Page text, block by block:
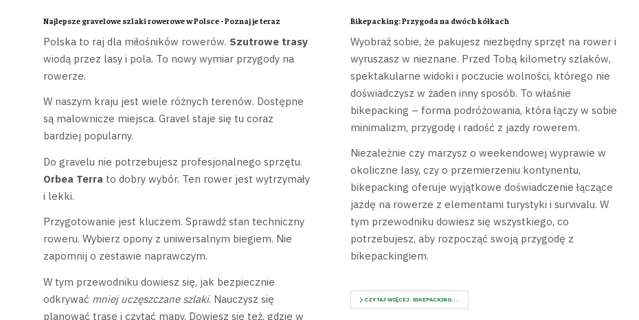
Najlepsze gravelowe szlaki rowerowe w Polsce - Poznaj je teraz
Polska to raj dla miłośników rowerów. Szutrowe trasy
wiodą przez lasy i pola. To nowy wymiar przygody na
rowerze.
W naszym kraju jest wiele różnych terenów. Dostępne
są malownicze miejsca. Gravel staje się tu coraz
bardziej popularny.
Do gravelu nie potrzebujesz profesjonalnego sprzętu.
Orbea Terra to dobry wybór. Ten rower jest wytrzymały
i lekki.
Przygotowanie jest kluczem. Sprawdź stan techniczny
roweru. Wybierz opony z uniwersalnym biegiem. Nie
zapomnij o zestawie naprawczym.
W tym przewodniku dowiesz się, jak bezpiecznie
odkrywać mniej uczęszczane szlaki. Nauczysz się
planować trasę i czytać mapy. Dowiesz się też, gdzie w
Bikepacking: Przygoda na dwóch kółkach
Wyobraź sobie, że pakujesz niezbędny sprzęt na rower i
wyruszasz w nieznane. Przed Tobą kilometry szlaków,
spektakularne widoki i poczucie wolności, którego nie
doświadczysz w żaden inny sposób. To właśnie
bikepacking – forma podróżowania, która łączy w sobie
minimalizm, przygodę i radość z jazdy rowerem.
Niezależnie czy marzysz o weekendowej wyprawie w
okoliczne lasy, czy o przemierzeniu kontynentu,
bikepacking oferuje wyjątkowe doświadczenie łączące
jazdę na rowerze z elementami turystyki i survivalu. W
tym przewodniku dowiesz się wszystkiego, co
potrzebujesz, aby rozpocząć swoją przygodę z
bikepackingiem.
CZYTAJ WIĘCEJ: BIKEPACKING:...